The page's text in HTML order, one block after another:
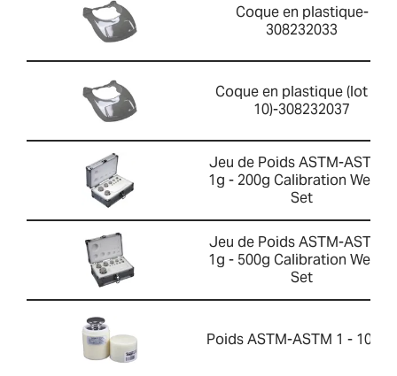
Coque en plastique-
308232033
Coque en plastique (lot de
10)-308232037
Jeu de Poids ASTM-ASTM 1
1g - 200g Calibration Weight
Set
Jeu de Poids ASTM-ASTM 1
1g - 500g Calibration Weight
Set
Poids ASTM-ASTM 1 - 1000g